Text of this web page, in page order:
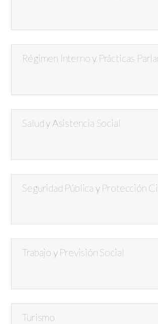
Régimen Interno y Prácticas
Salud y Asistencia Social
Seguridad Pública y Protección
Trabajo y Previsión Social
Turismo